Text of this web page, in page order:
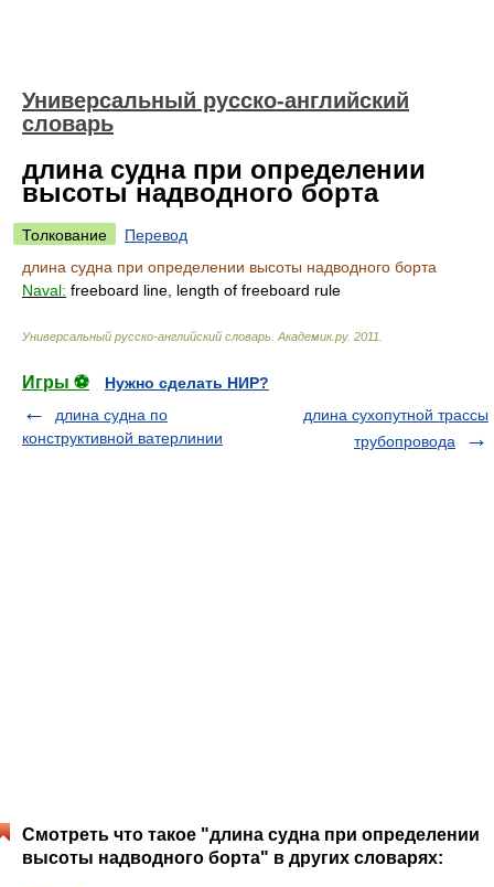
Универсальный русско-английский
словарь
длина судна при определении
высоты надводного борта
Толкование
Перевод
длина судна при определении высоты надводного борта
Naval: freeboard line, length of freeboard rule
Универсальный русско-английский словарь Академик.ру. 2011
Игры ⚽
Нужно сделать НИР?
длина судна по
конструктивной ватерлинии
длина сухопутной трассы
трубопровода
Смотреть что такое "длина судна при определении
высоты надводного борта" в других словарях: